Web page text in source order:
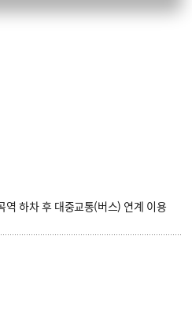
역 하차 후 대중교통(버스) 연계 이용